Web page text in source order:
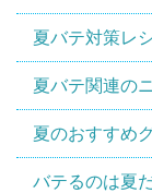
夏バテ対策レ
夏バテ関連の
夏のおすすめ
バテるのは夏